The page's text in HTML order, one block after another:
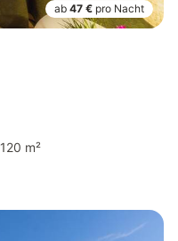
ab 47 € pro Nacht
120 m²